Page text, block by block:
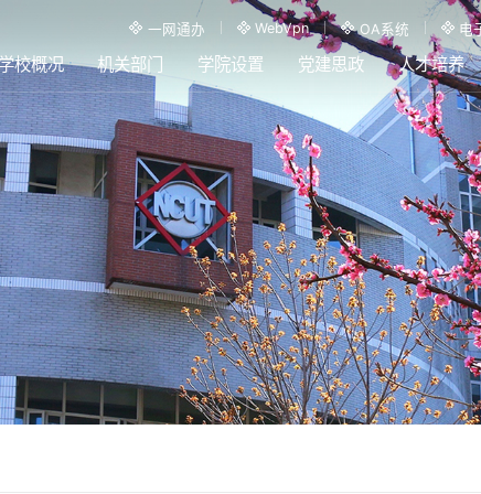
一网通办 WebVpn OA系统 电
校概况 机关部门 学院设置 党建思政 人才培养